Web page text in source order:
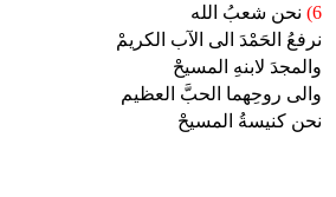
6) نحن شعبُ الله
نرفعُ الحَمْدَ الى الآب الكريمْ
والمجدَ لابنهِ المسيحْ
والى روحِهما الحبَّ العظيم
نحن كنيسةُ المسيحْ